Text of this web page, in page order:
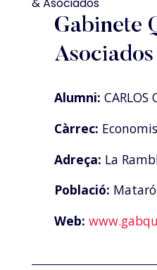
Gabinete
Asociados
Alumni: CARLOS
Càrrec:
Adreça: La
Població: Mataró
Web: